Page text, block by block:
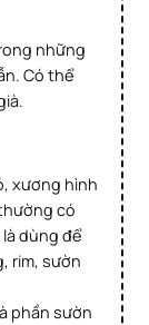
Có thể
có
dùng để
rim, sườn